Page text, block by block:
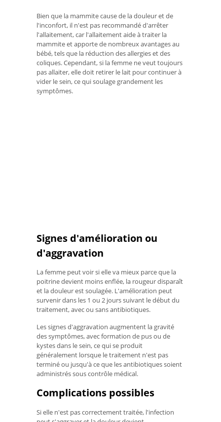
Bien que la mammite cause de la douleur et de
l'inconfort, il n'est pas recommandé d'arrêter
l'allaitement, car l'allaitement aide à traiter la
mammite et apporte de nombreux avantages au
bébé, tels que la réduction des allergies et des
coliques. Cependant, si la femme ne veut toujours
pas allaiter, elle doit retirer le lait pour continuer à
vider le sein, ce qui soulage grandement les
symptômes.
Signes d'amélioration ou
d'aggravation
La femme peut voir si elle va mieux parce que la
poitrine devient moins enflée, la rougeur disparaît
et la douleur est soulagée. L'amélioration peut
survenir dans les 1 ou 2 jours suivant le début du
traitement, avec ou sans antibiotiques.
Les signes d'aggravation augmentent la gravité
des symptômes, avec formation de pus ou de
kystes dans le sein, ce qui se produit
généralement lorsque le traitement n'est pas
terminé ou jusqu'à ce que les antibiotiques soient
administrés sous contrôle médical.
Complications possibles
Si elle n'est pas correctement traitée, l'infection